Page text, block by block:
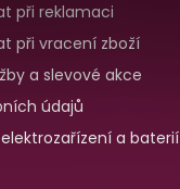
při reklamaci
při vracení zboží
a slevové akce
údajů
a baterií